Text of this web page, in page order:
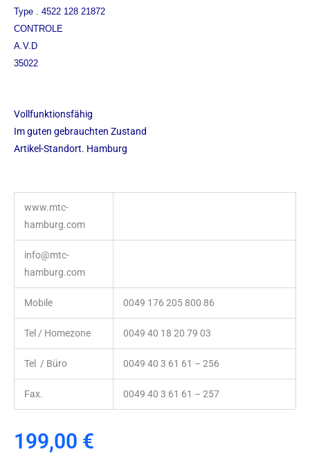
Type . 4522 128 21872
CONTROLE
A.V.D
35022
Vollfunktionsfähig
Im guten gebrauchten Zustand
Artikel-Standort. Hamburg
www.mtc-
hamburg.com
info@mtc-
hamburg.com
Mobile 0049 176 205 800 86
Tel / Homezone 0049 40 18 20 79 03
Tel / Büro 0049 40 3 61 61 – 256
Fax. 0049 40 3 61 61 – 257
199,00 €